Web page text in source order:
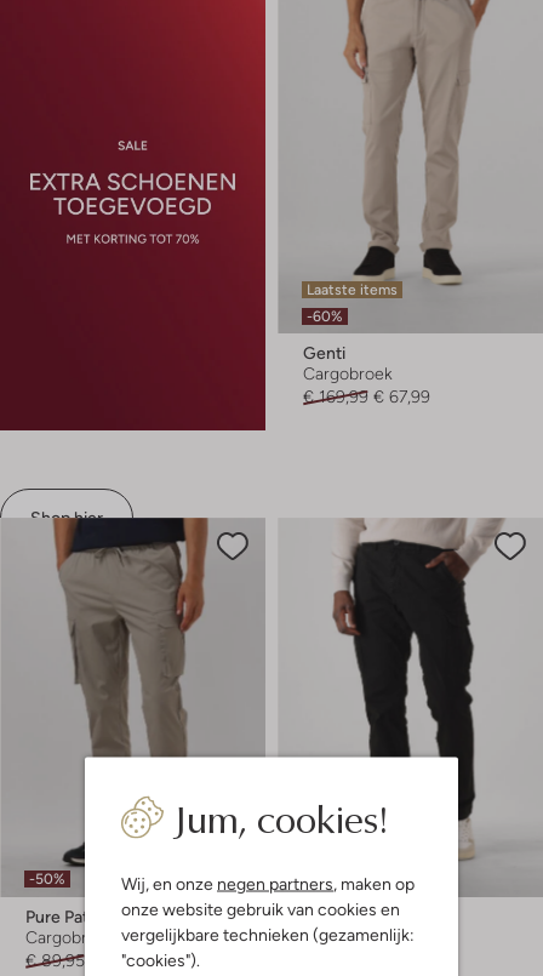
Jum, cookies!
Wij, en onze negen partners , maken op
onze website gebruik van cookies en
vergelijkbare technieken (gezamenlijk:
"cookies").
Shop hier
Laatste items
-60%
Genti
Cargobroek
€ 169,99 € 67,99
-50%
Pure Path
Cargobroek
€ 89,95
€ 44,99
-40%
Pure Path
Cargobroek